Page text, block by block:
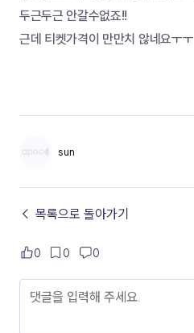
두근두근 안갈수없죠!!
근데 티켓가격이 만만치 않네요ㅜㅜ
sun
← 목록으로 돌아가기
0 0 0